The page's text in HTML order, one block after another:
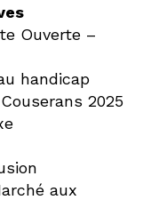
Ouverte –
handicap
2025
aux